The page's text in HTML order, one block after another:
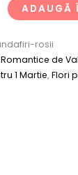
ADAUGĂ
rosii
de
1 Martie,Flori